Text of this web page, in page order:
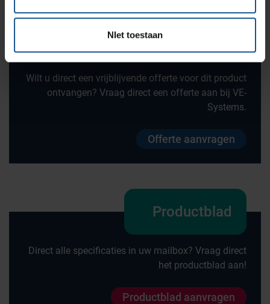
NIet toestaan
Wilt u direct een vrijblijvende offerte voor dit product
ontvangen? Vraag direct een offerte aan bij VE-
Systems.
Offerte aanvragen
Productblad
Direct alle specificaties in uw mailbox? Vraag direct
het productblad aan!
Productblad aanvragen